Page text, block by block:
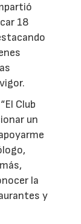
18
Club
un
la
y